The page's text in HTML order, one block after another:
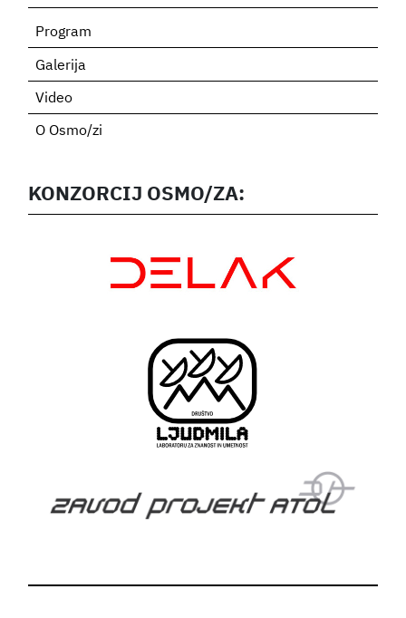
Program
Galerija
Video
O Osmo/zi
KONZORCIJ OSMO/ZA: